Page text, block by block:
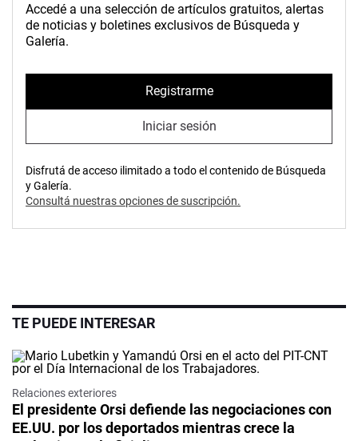
Accedé a una selección de artículos gratuitos, alertas
de noticias y boletines exclusivos de Búsqueda y
Galería.
Registrarme
Iniciar sesión
Disfrutá de acceso ilimitado a todo el contenido de Búsqueda
y Galería.
Consultá nuestras opciones de suscripción.
TE PUEDE INTERESAR
Relaciones exteriores
El presidente Orsi defiende las negociaciones con
EE.UU. por los deportados mientras crece la